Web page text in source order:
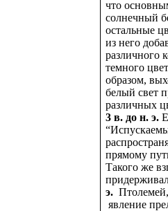
что
солнечный
остальные
из него
различного
темного
образом,
белый свет
различных
3 в. до н. э.
прямому
Такого же
э.
явление